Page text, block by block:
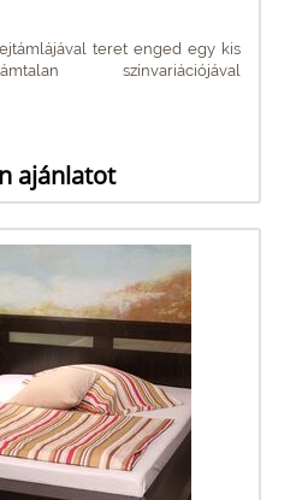
teret enged egy kis
színvariációjával
ajánlatot